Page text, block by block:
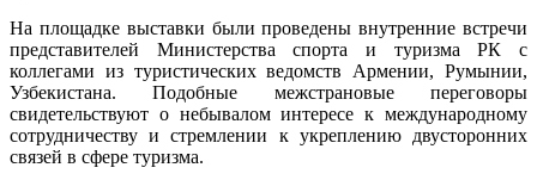
На площадке выставки были проведены внутренние встречи
представителей Министерства спорта и туризма РК с
коллегами из туристических ведомств Армении, Румынии,
Узбекистана. Подобные межстрановые переговоры
свидетельствуют о небывалом интересе к международному
сотрудничеству и стремлении к укреплению двусторонних
связей в сфере туризма.